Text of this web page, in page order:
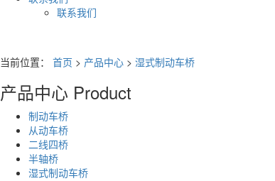
联系我们
当前位置： 首页 > 产品中心 > 湿式制动车桥
产品中心 Product
制动车桥
从动车桥
二线四桥
半轴桥
湿式制动车桥